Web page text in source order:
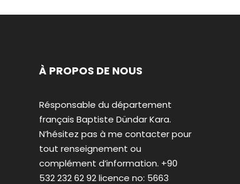
À PROPOS DE NOUS
Résponsable du département
français Baptiste Dündar Kara.
N’hésitez pas à me contacter pour
tout renseignement ou
complément d’information. +90
532 232 62 92 licence no: 5663